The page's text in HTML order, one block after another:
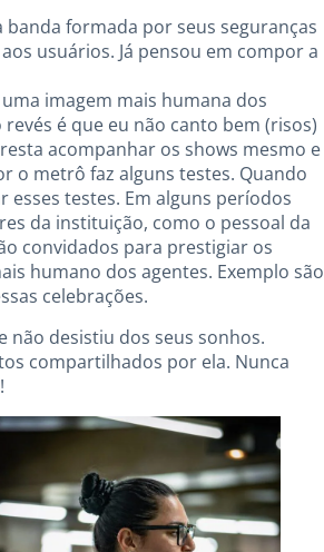
banda formada por seus seguranças
usuários. Já pensou em compor a
imagem mais humana dos
é que eu não canto bem (risos)
acompanhar os shows mesmo e
o metrô faz alguns testes. Quando
testes. Em alguns períodos
da instituição, como o pessoal da
convidados para prestigiar os
humano dos agentes. Exemplo são
celebrações.
não desistiu dos seus sonhos.
compartilhados por ela. Nunca